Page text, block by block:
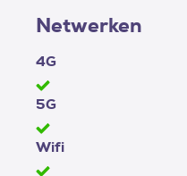
Netwerken
4G
5G
Wifi